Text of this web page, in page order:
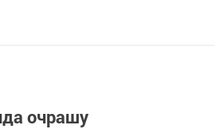
очрашу